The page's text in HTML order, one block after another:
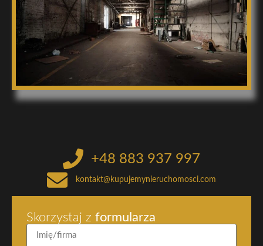
+48 883 937 997
kontakt@kupujemynieruchomosci.com
Skorzystaj z formularza